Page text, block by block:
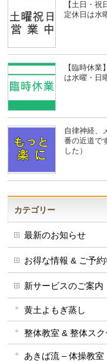
【土日・祝
定休日は水
【臨時休
は水曜・日
自律神経、
番の近道で
した）
カテゴリー
最新のお知らせ
お得な情報 & ご予約
新サービスのご案内
黄土よもぎ蒸し
整体教室 & 整体スク
あきば流 – 体操教室